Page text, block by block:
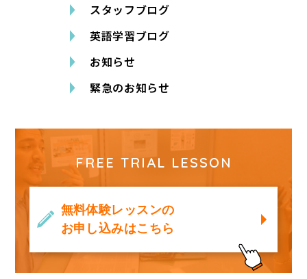
スタッフブログ
英語学習ブログ
お知らせ
緊急のお知らせ
FREE TRIAL LESSON
無料体験レッスンの
お申し込みはこちら